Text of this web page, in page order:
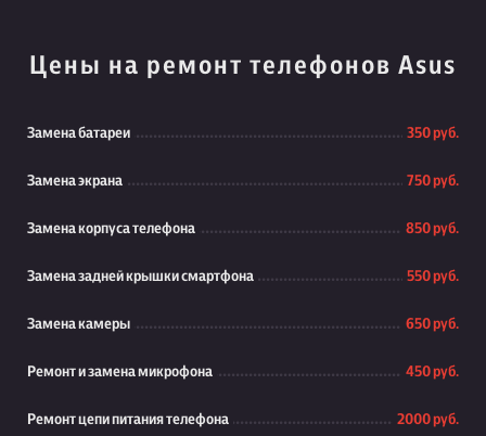
Цены на ремонт телефонов Asus
Замена батареи 350 руб.
Замена экрана 750 руб.
Замена корпуса телефона 850 руб.
Замена задней крышки смартфона 550 руб.
Замена камеры 650 руб.
Ремонт и замена микрофона 450 руб.
Ремонт цепи питания телефона 2000 руб.